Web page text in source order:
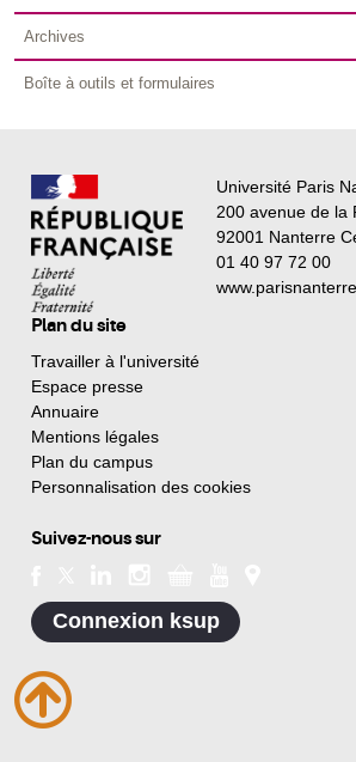
Archives
Boîte à outils et formulaires
Université Paris
200 avenue de la
92001 Nanterre
01 40 97 72 00
Plan du site
Travailler à l'université
Espace presse
Annuaire
Mentions légales
Plan du campus
Personnalisation des cookies
Suivez-nous sur
Connexion ksup